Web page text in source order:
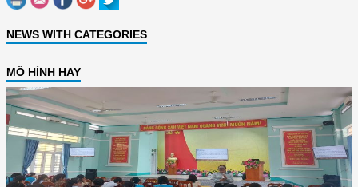
NEWS WITH CATEGORIES
MÔ HÌNH HAY